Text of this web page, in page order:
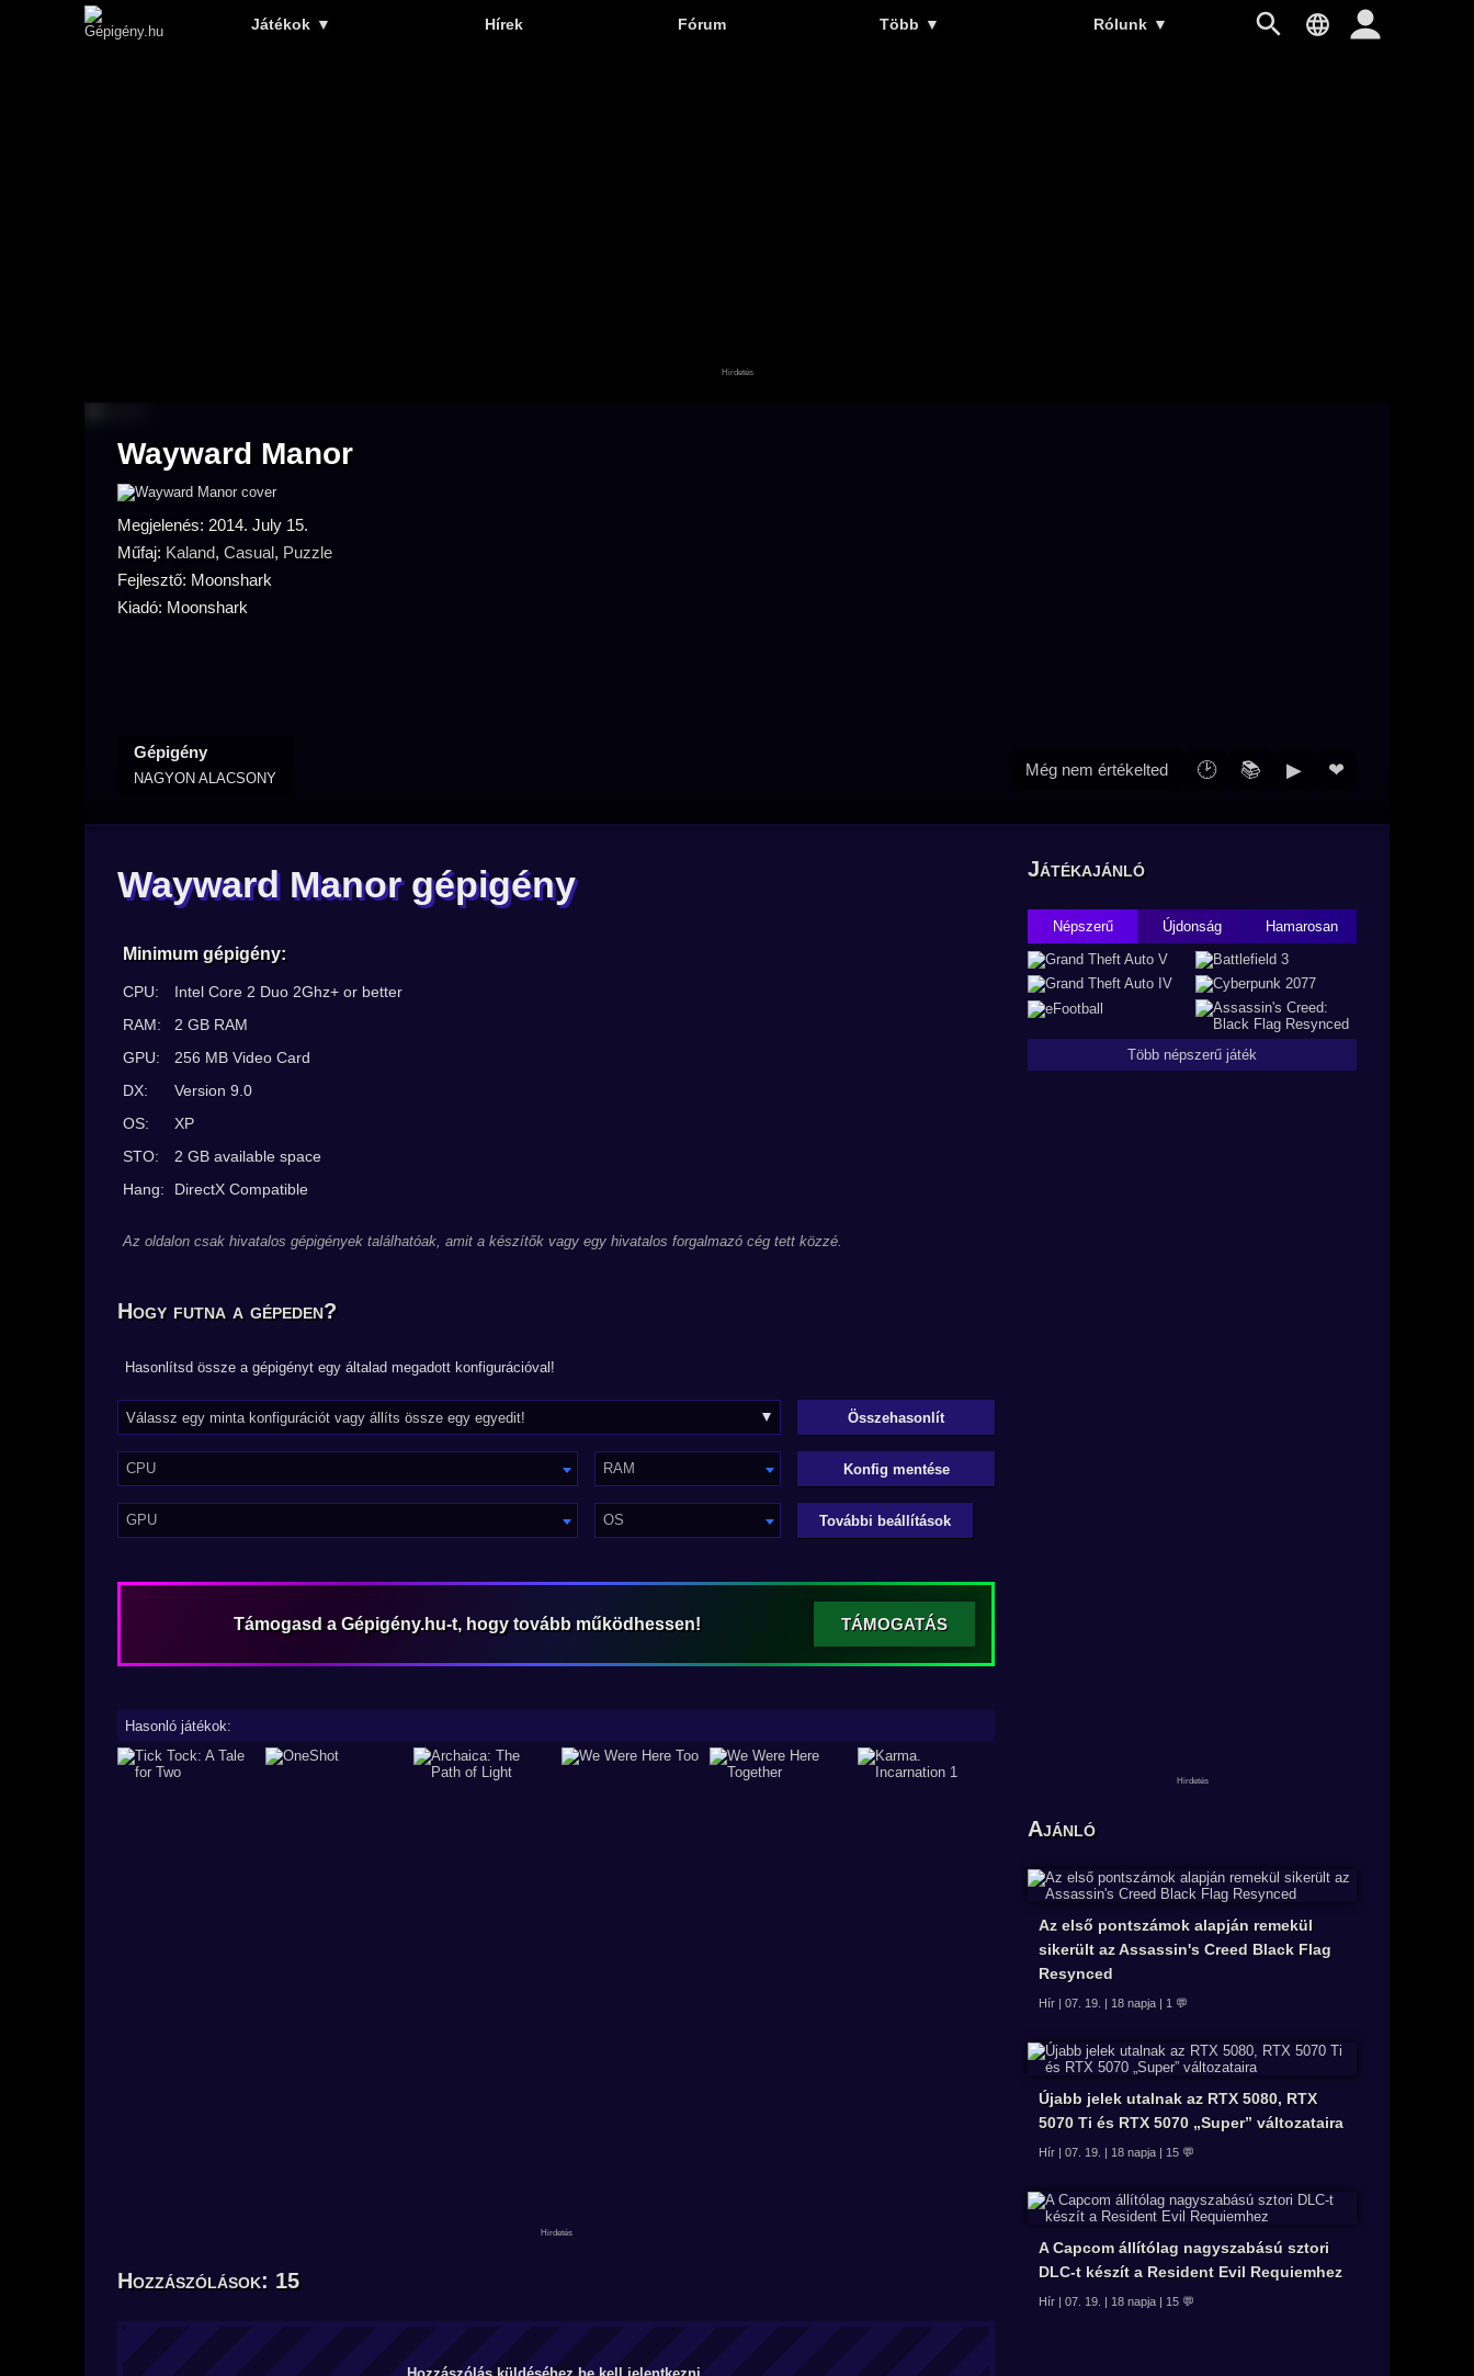
Játékok ▼ Hírek Fórum Több ▼ Rólunk ▼
Wayward Manor
Megjelenés: 2014. July 15.
Műfaj: Kaland, Casual, Puzzle
Fejlesztő: Moonshark
Kiadó: Moonshark
Gépigény
NAGYON ALACSONY Még nem értékelted 🕑 📚 ▶ ❤
Wayward Manor gépigény
Minimum gépigény:
CPU:
Intel Core 2 Duo 2Ghz+ or better
RAM:
2 GB RAM
GPU:
256 MB Video Card
DX:
Version 9.0
OS:
XP
STO:
2 GB available space
Hang:
DirectX Compatible
Az oldalon csak hivatalos gépigények találhatóak, amit a készítők vagy egy hivatalos forgalmazó cég tett közzé.
Hogy futna a gépeden?
Hasonlítsd össze a gépigényt egy általad megadott konfigurációval!
CPU RAM
GPU OS
Konfig mentése
További beállítások
Támogasd a Gépigény.hu-t, hogy tovább működhessen! TÁMOGATÁS
Hasonló játékok:
Hozzászólások: 15
Játékajánló
Népszerű Újdonság Hamarosan
Több népszerű játék
Ajánló
Az első pontszámok alapján remekül
sikerült az Assassin's Creed Black Flag
Resynced
Hír | 07. 19. | 18 napja | 1 💬
Újabb jelek utalnak az RTX 5080, RTX
5070 Ti és RTX 5070 „Super” változataira
Hír | 07. 19. | 18 napja | 15 💬
A Capcom állítólag nagyszabású sztori
DLC-t készít a Resident Evil Requiemhez
Hír | 07. 19. | 18 napja | 15 💬